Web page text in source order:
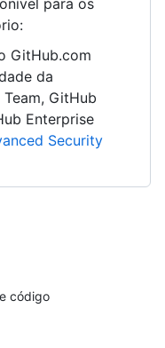
para os
GitHub.com
da
GitHub
Enterprise
Security
código